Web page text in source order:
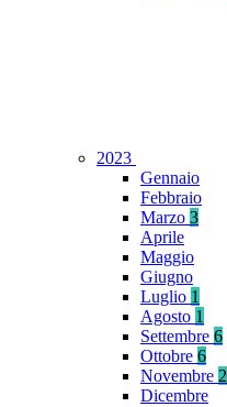
2023
Gennaio
Febbraio
Marzo 3
Aprile
Maggio
Giugno
Luglio 1
Agosto 1
Settembre 6
Ottobre 6
Novembre 2
Dicembre